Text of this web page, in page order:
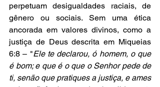
perpetuam desigualdades raciais, de
gênero ou sociais. Sem uma ética
ancorada em valores divinos, como a
justiça de Deus descrita em Miqueias
6:8 – "Ele te declarou, ó homem, o que
é bom; e que é o que o Senhor pede de
ti, senão que pratiques a justiça, e ames